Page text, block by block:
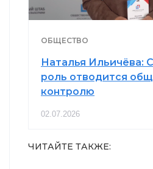
ОБЩЕСТВО
Наталья Ильичёва:
роль отводится
контролю
02.07.2026
ЧИТАЙТЕ ТАКЖЕ: